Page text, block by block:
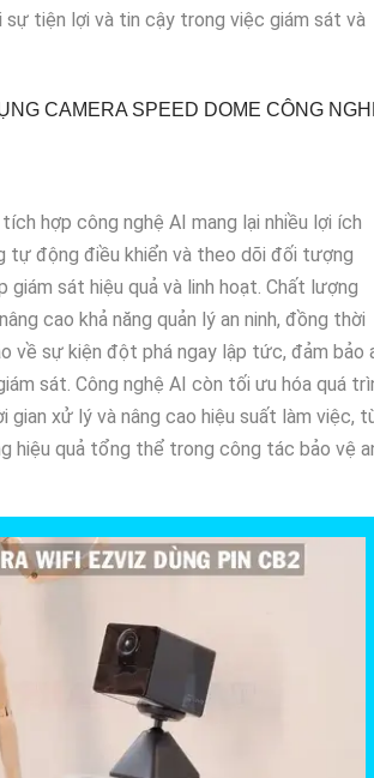
sự tiện lợi và tin cậy trong việc giám sát và
CAMERA SPEED DOME CÔNG
hợp công nghệ AI mang lại nhiều lợi ích
tự động điều khiển và theo dõi đối tượng
giám sát hiệu quả và linh hoạt. Chất lượng
cao khả năng quản lý an ninh, đồng thời
về sự kiện đột phá ngay lập tức, đảm bảo
sát. Công nghệ AI còn tối ưu hóa quá
gian xử lý và nâng cao hiệu suất làm việc,
hiệu quả tổng thể trong công tác bảo vệ